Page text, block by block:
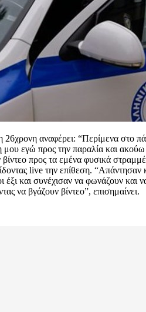
αναφέρει: “Περίμενα στο
μου εγώ προς την παραλία και
βίντεο προς τα εμένα φυσικά
live την επίθεση.
έξι και συνέχισαν να φωνάζουν
να βγάζουν βίντεο”, επισημαίνει.